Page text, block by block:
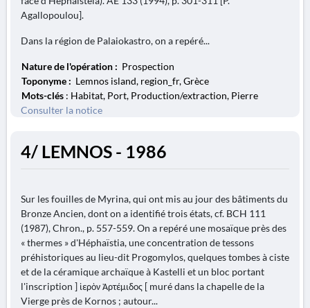
Agallopoulou].
Dans la région de Palaiokastro, on a repéré...
Nature de l'opération : Prospection
Toponyme : Lemnos island, region_fr, Grèce
Mots-clés : Habitat, Port, Production/extraction, Pierre
Consulter la notice
4/ LEMNOS - 1986
Sur les fouilles de Myrina, qui ont mis au jour des bâtiments du
Bronze Ancien, dont on a identifié trois états, cf. BCH 111
(1987), Chron., p. 557-559. On a repéré une mosaïque près des
« thermes » d'Héphaïstia, une concentration de tessons
préhistoriques au lieu-dit Progomylos, quelques tombes à ciste
et de la céramique archaïque à Kastelli et un bloc portant
l'inscription ] ἱερὸν Ἀρτέμιδος [ muré dans la chapelle de la
Vierge près de Kornos ; autour...